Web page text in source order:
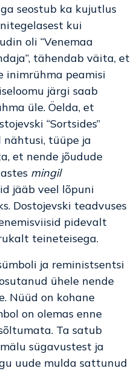
seostub ka kujutlus
kui
oli “Venemaa
tähendab väita, et
inimrühma peamisi
järgi saab
üle. Öelda, et
“Sortsides”
tüüpe ja
et nende jõudude
mingil
jääb veel lõpuni
Dostojevski teadvuses
pidevalt
teineteisega.
ja reministsentsi
ühele nende
Nüüd on kohane
on olemas enne
Ta satub
sügavustest ja
uude mulda sattunud